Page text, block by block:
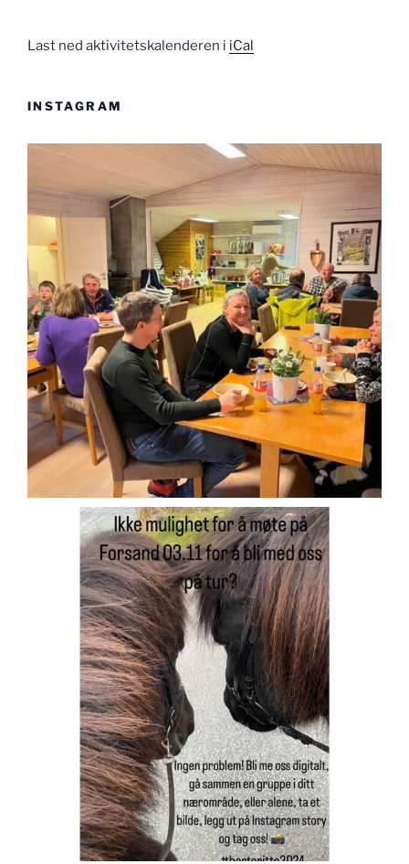
Last ned aktivitetskalenderen i iCal
INSTAGRAM